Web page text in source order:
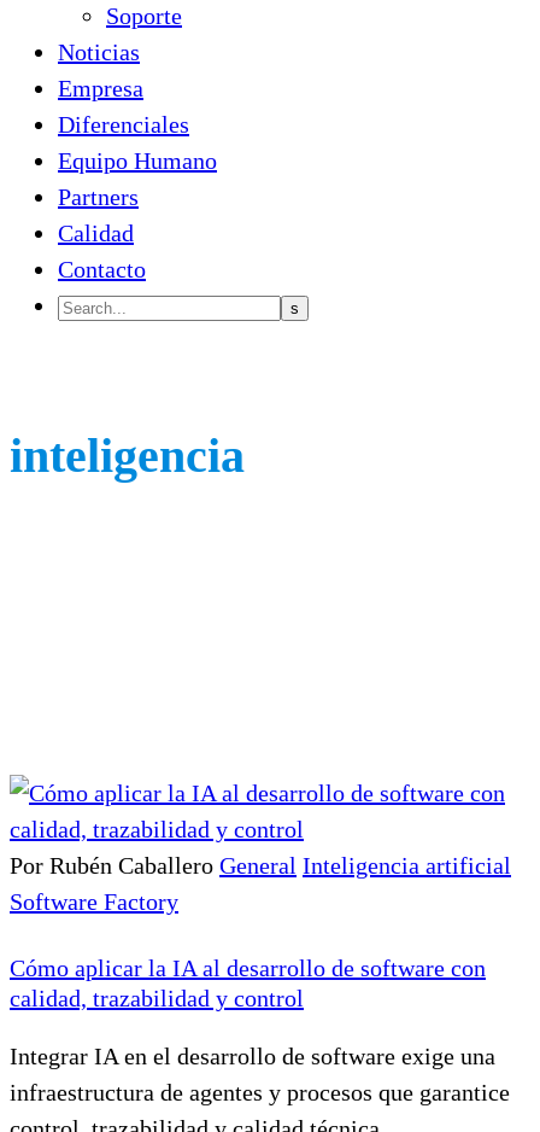
Soporte
Noticias
Empresa
Diferenciales
Equipo Humano
Partners
Calidad
Contacto
inteligencia
Por Rubén Caballero General Inteligencia artificial
Software Factory
Cómo aplicar la IA al desarrollo de software con
calidad, trazabilidad y control
Integrar IA en el desarrollo de software exige una
infraestructura de agentes y procesos que garantice